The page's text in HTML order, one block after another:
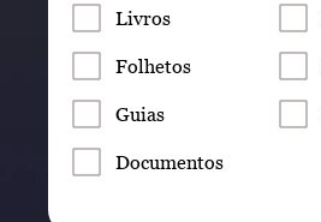
Livros
Folhetos
Guias
Documentos